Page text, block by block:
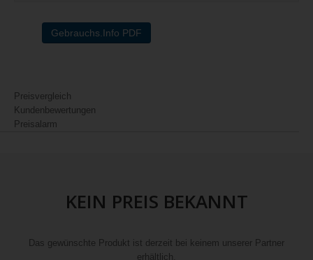
Gebrauchs.Info PDF
Preisvergleich
Kundenbewertungen
Preisalarm
KEIN PREIS BEKANNT
Das gewünschte Produkt ist derzeit bei keinem unserer Partner
erhältlich.